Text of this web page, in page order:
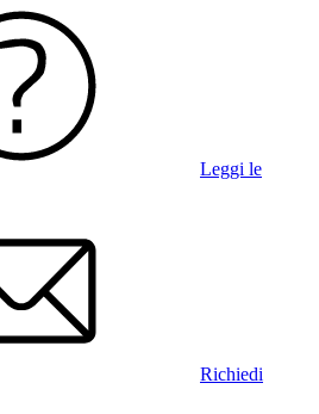
Leggi le
Richiedi